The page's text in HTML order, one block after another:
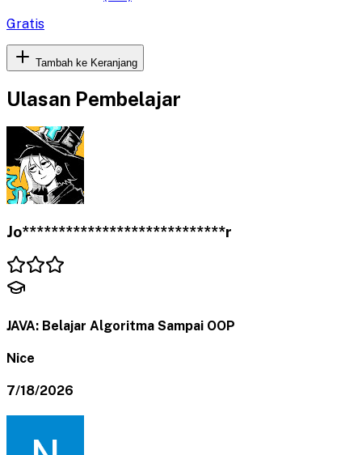
Gratis
Tambah ke Keranjang
Ulasan Pembelajar
Jo****************************r
JAVA: Belajar Algoritma Sampai OOP
Nice
7/18/2026